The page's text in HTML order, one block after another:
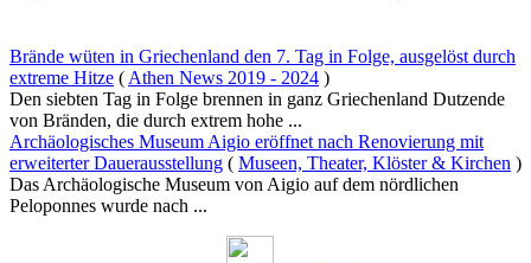
Brände wüten in Griechenland den 7. Tag in Folge, ausgelöst durch
extreme Hitze ( Athen News 2019 - 2024 )
Den siebten Tag in Folge brennen in ganz Griechenland Dutzende
von Bränden, die durch extrem hohe ...
Archäologisches Museum Aigio eröffnet nach Renovierung mit
erweiterter Dauerausstellung ( Museen, Theater, Klöster & Kirchen )
Das Archäologische Museum von Aigio auf dem nördlichen
Peloponnes wurde nach ...